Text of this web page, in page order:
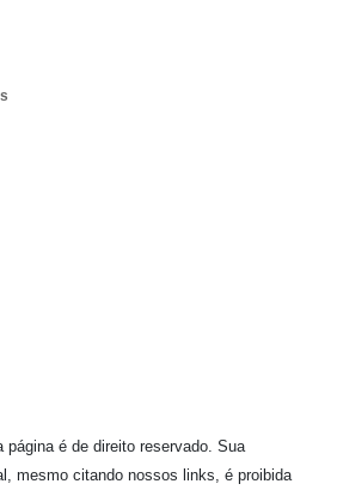
é de direito reservado. Sua
mesmo citando nossos links, é proibida